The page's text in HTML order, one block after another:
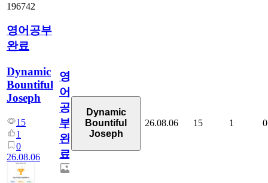
196742
영어공부
완료
Dynamic
Bountiful
Joseph
15
1
0
26.08.06
영
어
공
부
완
료
Dynamic
Bountiful
Joseph
26.08.06 15 1 0